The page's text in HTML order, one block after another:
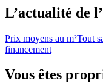
L’actualité de
Prix moyens au m²Tout
financement
Vous êtes